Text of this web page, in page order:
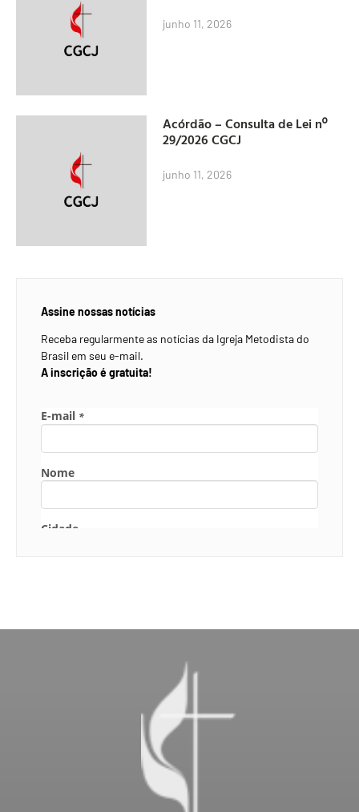
junho 11, 2026
Acórdão – Consulta de Lei nº
29/2026 CGCJ
junho 11, 2026
Assine nossas notícias
Receba regularmente as notícias da Igreja Metodista do
Brasil em seu e-mail.
A inscrição é gratuita!